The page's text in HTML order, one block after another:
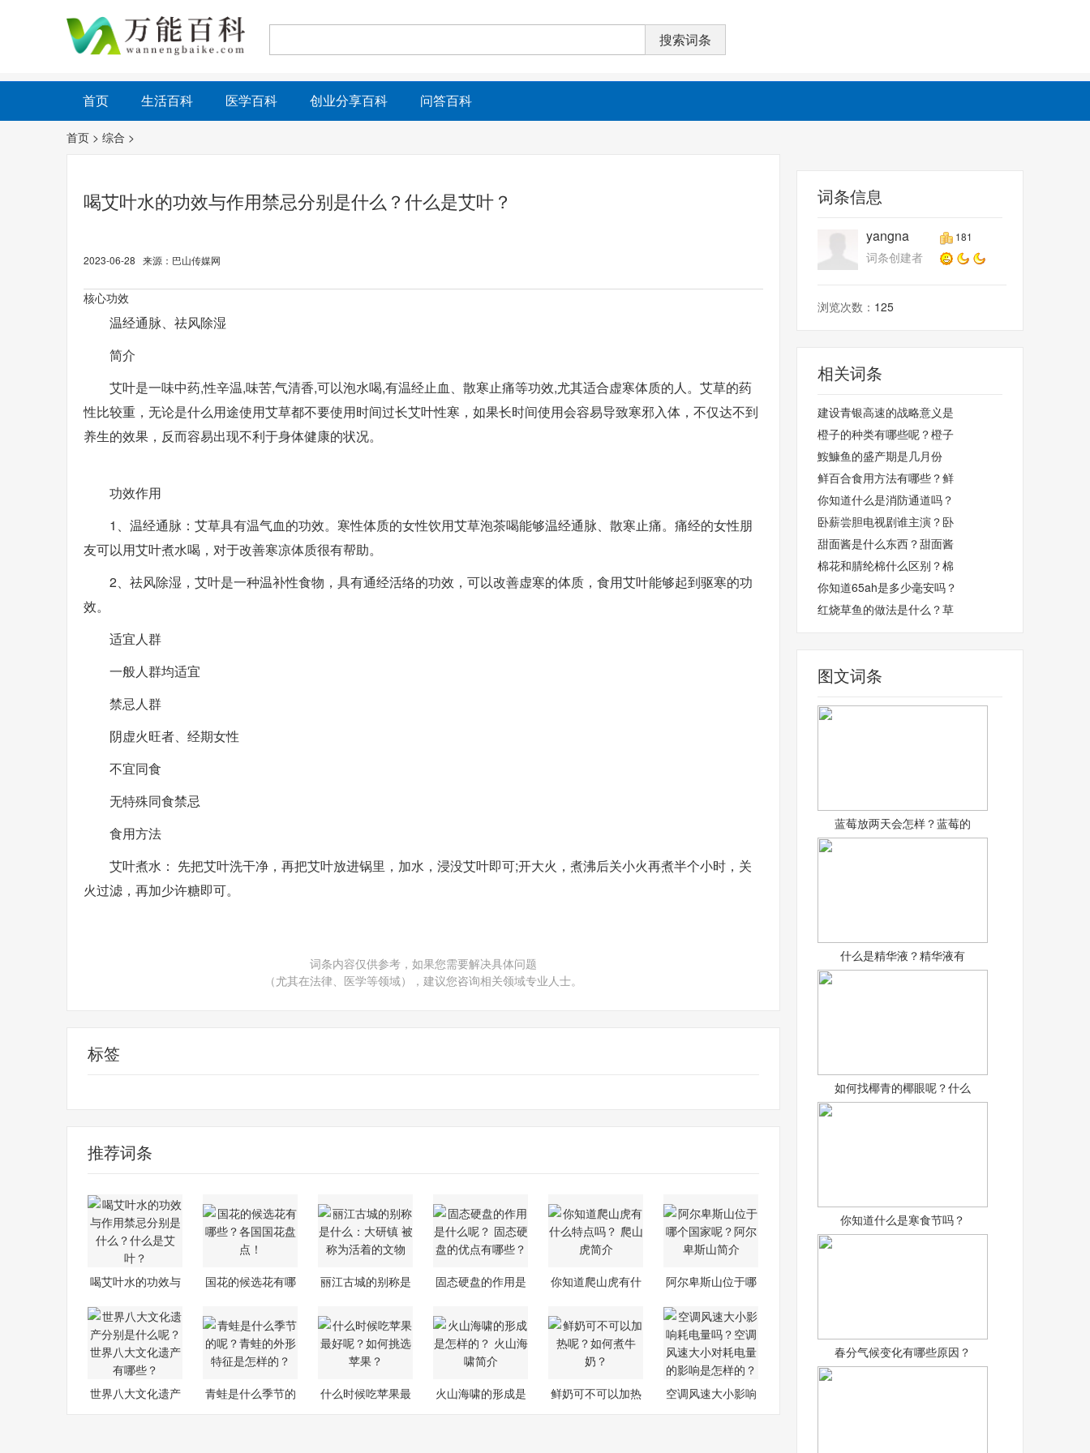
首页 生活百科 医学百科 创业分享百科 问答百科
首页 > 综合 >
喝艾叶水的功效与作用禁忌分别是什么？什么是艾叶？
2023-06-28 来源：巴山传媒网
核心功效
温经通脉、祛风除湿
简介
艾叶是一味中药,性辛温,味苦,气清香,可以泡水喝,有温经止血、散寒止痛等功效,尤其适合虚寒体质的人。艾草的药
性比较重，无论是什么用途使用艾草都不要使用时间过长艾叶性寒，如果长时间使用会容易导致寒邪入体，不仅达不到
养生的效果，反而容易出现不利于身体健康的状况。
功效作用
1、温经通脉：艾草具有温气血的功效。寒性体质的女性饮用艾草泡茶喝能够温经通脉、散寒止痛。痛经的女性朋
友可以用艾叶煮水喝，对于改善寒凉体质很有帮助。
2、祛风除湿，艾叶是一种温补性食物，具有通经活络的功效，可以改善虚寒的体质，食用艾叶能够起到驱寒的功
效。
适宜人群
一般人群均适宜
禁忌人群
阴虚火旺者、经期女性
不宜同食
无特殊同食禁忌
食用方法
艾叶煮水： 先把艾叶洗干净，再把艾叶放进锅里，加水，浸没艾叶即可;开大火，煮沸后关小火再煮半个小时，关
火过滤，再加少许糖即可。
词条内容仅供参考，如果您需要解决具体问题
（尤其在法律、医学等领域），建议您咨询相关领域专业人士。
标签
推荐词条
喝艾叶水的功效与
国花的候选花有哪
丽江古城的别称是
固态硬盘的作用是
你知道爬山虎有什
阿尔卑斯山位于哪
世界八大文化遗产
青蛙是什么季节的
什么时候吃苹果最
火山海啸的形成是
鲜奶可不可以加热
空调风速大小影响
词条信息
yangna 181
词条创建者
浏览次数： 125
相关词条
建设青银高速的战略意义是
橙子的种类有哪些呢？橙子
鮟鱇鱼的盛产期是几月份
鲜百合食用方法有哪些？鲜
你知道什么是消防通道吗？
卧薪尝胆电视剧谁主演？卧
甜面酱是什么东西？甜面酱
棉花和腈纶棉什么区别？棉
你知道65ah是多少毫安吗？
红烧草鱼的做法是什么？草
图文词条
蓝莓放两天会怎样？蓝莓的
什么是精华液？精华液有
如何找椰青的椰眼呢？什么
你知道什么是寒食节吗？
春分气候变化有哪些原因？